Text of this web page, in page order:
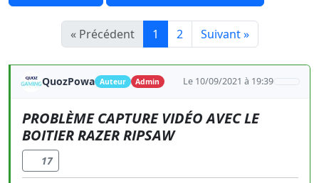
« Précédent 1 2 Suivant »
QuozPowa Auteur Admin Le 10/09/2021 à 19:39
PROBLÈME CAPTURE VIDÉO AVEC LE
BOITIER RAZER RIPSAW
17